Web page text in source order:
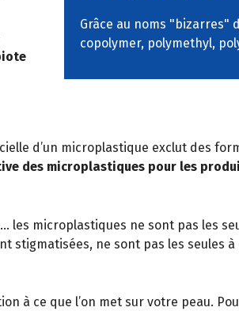
Grâce au noms "bizarres"
copolymer, polymethyl,
d’un microplastique exclut des
des microplastiques pour les
les microplastiques ne sont pas les
stigmatisées, ne sont pas les seules
à ce que l’on met sur votre peau.